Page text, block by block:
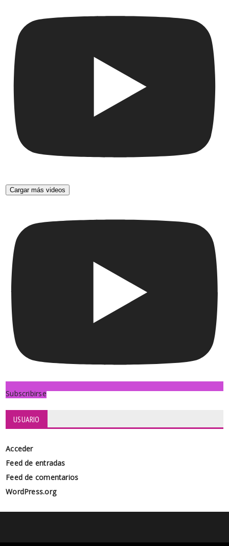
Cargar más videos
Subscribirse
USUARIO
Acceder
Feed de entradas
Feed de comentarios
WordPress.org